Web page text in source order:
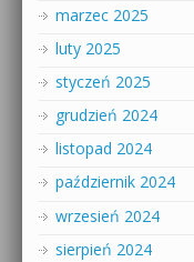
marzec 2025
luty 2025
styczeń 2025
grudzień 2024
listopad 2024
październik 2024
wrzesień 2024
sierpień 2024